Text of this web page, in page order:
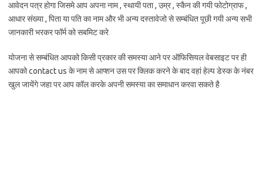
आवेदन पत्र होगा जिसमे आप अपना नाम , स्थायी पता , उम्र , स्कैन की गयी फोटोग्राफ ,
आधार संख्या , पिता या पति का नाम और भी अन्य दस्तावेजो से सम्बंधित पूछी गयी अन्य सभी
जानकारी भरकर फॉर्म को सबमिट करे
योजना से सम्बंधित आपको किसी प्रकार की समस्या आने पर ऑफिसियल वेबसाइट पर ही
आपको contact us के नाम से आप्शन उस पर क्लिक करने के बाद वहां हेल्प डेस्क के नंबर
खुल जायेंगे जहा पर आप कॉल करके अपनी समस्या का समाधान करवा सकते है